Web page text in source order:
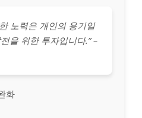
노력은 개인의 용기일
을 위한 투자입니다.” –
화